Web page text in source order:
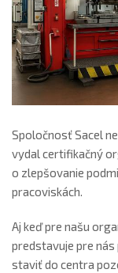
Spoločnosť Sacel
vydal certifikačný
o zlepšovanie
pracoviskách.
Aj keď pre našu
predstavuje pre
staviť do centra